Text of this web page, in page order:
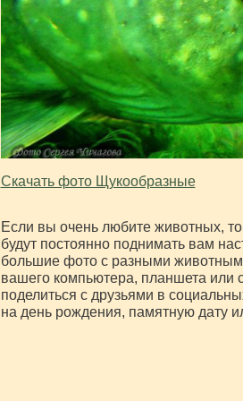
Скачать фото Щукообразные
Если вы очень любите животных,
будут постоянно поднимать вам
большие фото с разными
вашего компьютера, планшета
поделиться с друзьями в
на день рождения, памятную дату